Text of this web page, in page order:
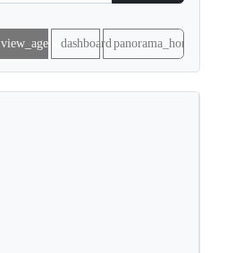
view_agendadashboard panorama_horizontal